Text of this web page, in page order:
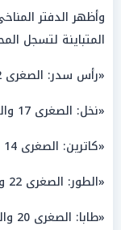
وأظهر الدفتر
المتباينة لتسجل
«رأس سدر: الصغرى 22 والعظمى 36».
«نخل: الصغرى 17 والعظمى 35».
«كاترين: الصغرى 14 والعظمى 30».
«الطور: الصغرى 22 والعظمى 36».
«طابا: الصغرى 20 والعظمى 34».